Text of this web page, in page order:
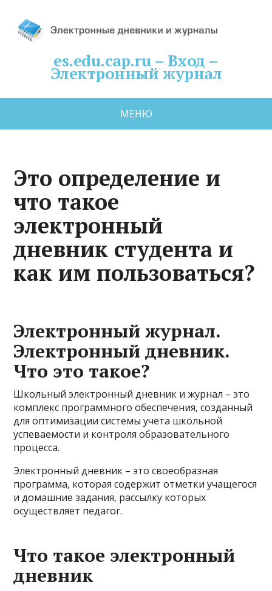
es.edu.cap.ru – Вход –
Электронный журнал
МЕНЮ
Это определение и
что такое
электронный
дневник студента и
как им пользоваться?
Электронный журнал.
Электронный дневник.
Что это такое?
Школьный электронный дневник и журнал – это
комплекс программного обеспечения, созданный
для оптимизации системы учета школьной
успеваемости и контроля образовательного
процесса.
Электронный дневник – это своеобразная
программа, которая содержит отметки учащегося
и домашние задания, рассылку которых
осуществляет педагог.
Что такое электронный
дневник